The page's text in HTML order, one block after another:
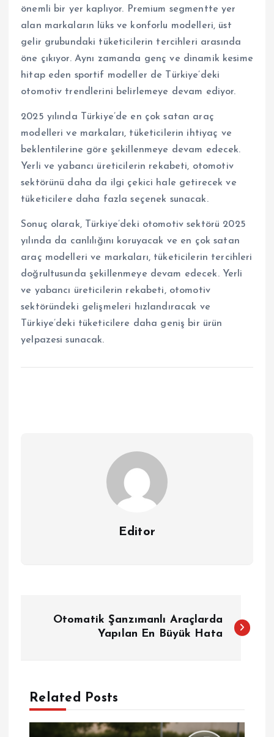
önemli bir yer kaplıyor. Premium segmentte yer
alan markaların lüks ve konforlu modelleri, üst
gelir grubundaki tüketicilerin tercihleri arasında
öne çıkıyor. Aynı zamanda genç ve dinamik kesime
hitap eden sportif modeller de Türkiye’deki
otomotiv trendlerini belirlemeye devam ediyor.
2025 yılında Türkiye’de en çok satan araç
modelleri ve markaları, tüketicilerin ihtiyaç ve
beklentilerine göre şekillenmeye devam edecek.
Yerli ve yabancı üreticilerin rekabeti, otomotiv
sektörünü daha da ilgi çekici hale getirecek ve
tüketicilere daha fazla seçenek sunacak.
Sonuç olarak, Türkiye’deki otomotiv sektörü 2025
yılında da canlılığını koruyacak ve en çok satan
araç modelleri ve markaları, tüketicilerin tercihleri
doğrultusunda şekillenmeye devam edecek. Yerli
ve yabancı üreticilerin rekabeti, otomotiv
sektöründeki gelişmeleri hızlandıracak ve
Türkiye’deki tüketicilere daha geniş bir ürün
yelpazesi sunacak.
Editor
g
Otomatik Şanzımanlı Araçlarda
Yapılan En Büyük Hata
Related Posts